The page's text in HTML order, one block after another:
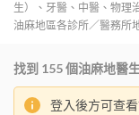
生）、牙醫、中醫、物理
油麻地區各診所／醫務所
找到 155個油麻地醫生
登入後方可查